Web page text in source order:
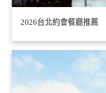
2026台北約會餐廳推薦